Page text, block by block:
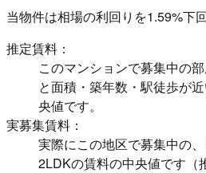
当物件は相場の利回りを1.59%下
推定賃料：
このマンションで募集中の
と面積・築年数・駅徒歩が
央値です。
実募集賃料：
実際にこの地区で募集中の
2LDKの賃料の中央値です（